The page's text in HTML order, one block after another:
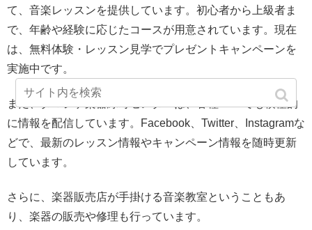
て、音楽レッスンを提供しています。初心者から上級者ま
で、年齢や経験に応じたコースが用意されています。現在
は、無料体験・レッスン見学でプレゼントキャンペーンを
実施中です。
また、タマシゲ楽器緑町センターは、各種SNSでも積極的
に情報を配信しています。Facebook、Twitter、Instagramな
どで、最新のレッスン情報やキャンペーン情報を随時更新
しています。
さらに、楽器販売店が手掛ける音楽教室ということもあ
り、楽器の販売や修理も行っています。